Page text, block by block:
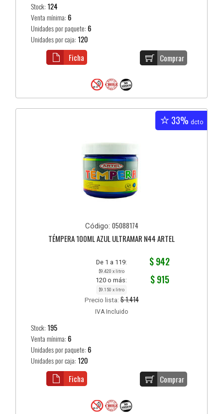
Stock: 124
Venta mínima: 6
Unidades por paquete: 6
Unidades por caja: 120
Comprar
Ficha
33% dcto
Código: 05088174
TÉMPERA 100ML AZUL ULTRAMAR N44 ARTEL
De 1 a 119: $ 942
$9.420 x litro
120 o más: $ 915
$9.150 x litro
Precio lista:$ 1.414
IVA Incluido
Stock: 195
Venta mínima: 6
Unidades por paquete: 6
Unidades por caja: 120
Comprar
Ficha